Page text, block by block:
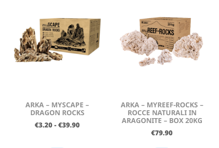
ARKA – MYSCAPE –
DRAGON ROCKS
€3.20 - €39.90
ARKA – MYREEF-ROCKS –
ROCCE NATURALI IN
ARAGONITE – BOX 20KG
€79.90